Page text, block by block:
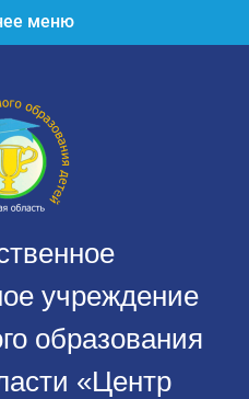
меню
учреждение
образования
«Центр